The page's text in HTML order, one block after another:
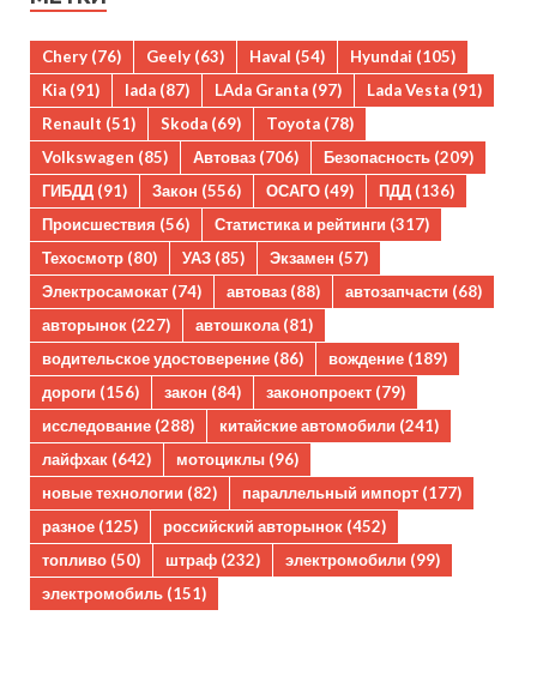
Chery (76) Geely (63) Haval (54) Hyundai (105)
Kia (91) lada (87) LAda Granta (97) Lada Vesta (91)
Renault (51) Skoda (69) Toyota (78)
Volkswagen (85) Автоваз (706) Безопасность (209)
ГИБДД (91) Закон (556) ОСАГО (49) ПДД (136)
Происшествия (56) Статистика и рейтинги (317)
Техосмотр (80) УАЗ (85) Экзамен (57)
Электросамокат (74) автоваз (88) автозапчасти (68)
авторынок (227) автошкола (81)
водительское удостоверение (86) вождение (189)
дороги (156) закон (84) законопроект (79)
исследование (288) китайские автомобили (241)
лайфхак (642) мотоциклы (96)
новые технологии (82) параллельный импорт (177)
разное (125) российский авторынок (452)
топливо (50) штраф (232) электромобили (99)
электромобиль (151)